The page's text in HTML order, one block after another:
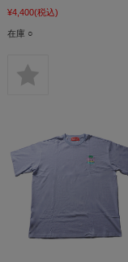
¥4,400(税込)
在庫 ○